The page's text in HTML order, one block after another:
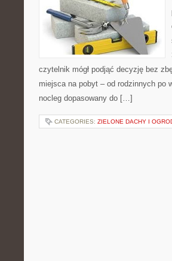
czytelnik mógł podjąć decyzję bez
miejsca na pobyt – od rodzinnych po
nocleg dopasowany do […]
CATEGORIES: ZIELONE DACHY I